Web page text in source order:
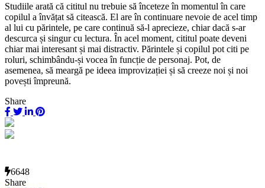
Studiile arată că cititul nu trebuie să înceteze în momentul în care
copilul a învățat să citească. El are în continuare nevoie de acel timp
al lui cu părintele, pe care continuă să-l aprecieze, chiar dacă s-ar
descurca și singur cu lectura. În acel moment, cititul poate deveni
chiar mai interesant și mai distractiv. Părintele și copilul pot citi pe
roluri, schimbându-și vocea în funcție de personaj. Pot, de
asemenea, să meargă pe ideea improvizației și să creeze noi și noi
povești împreună.
Share
6648
Share